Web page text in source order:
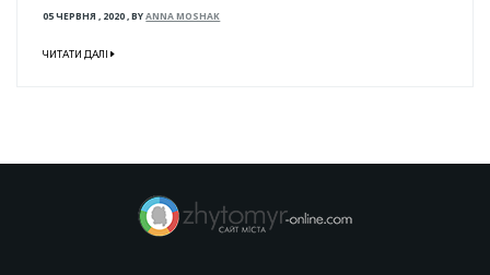
05 ЧЕРВНЯ , 2020,BYANNA MOSHAK
ЧИТАТИ ДАЛІ